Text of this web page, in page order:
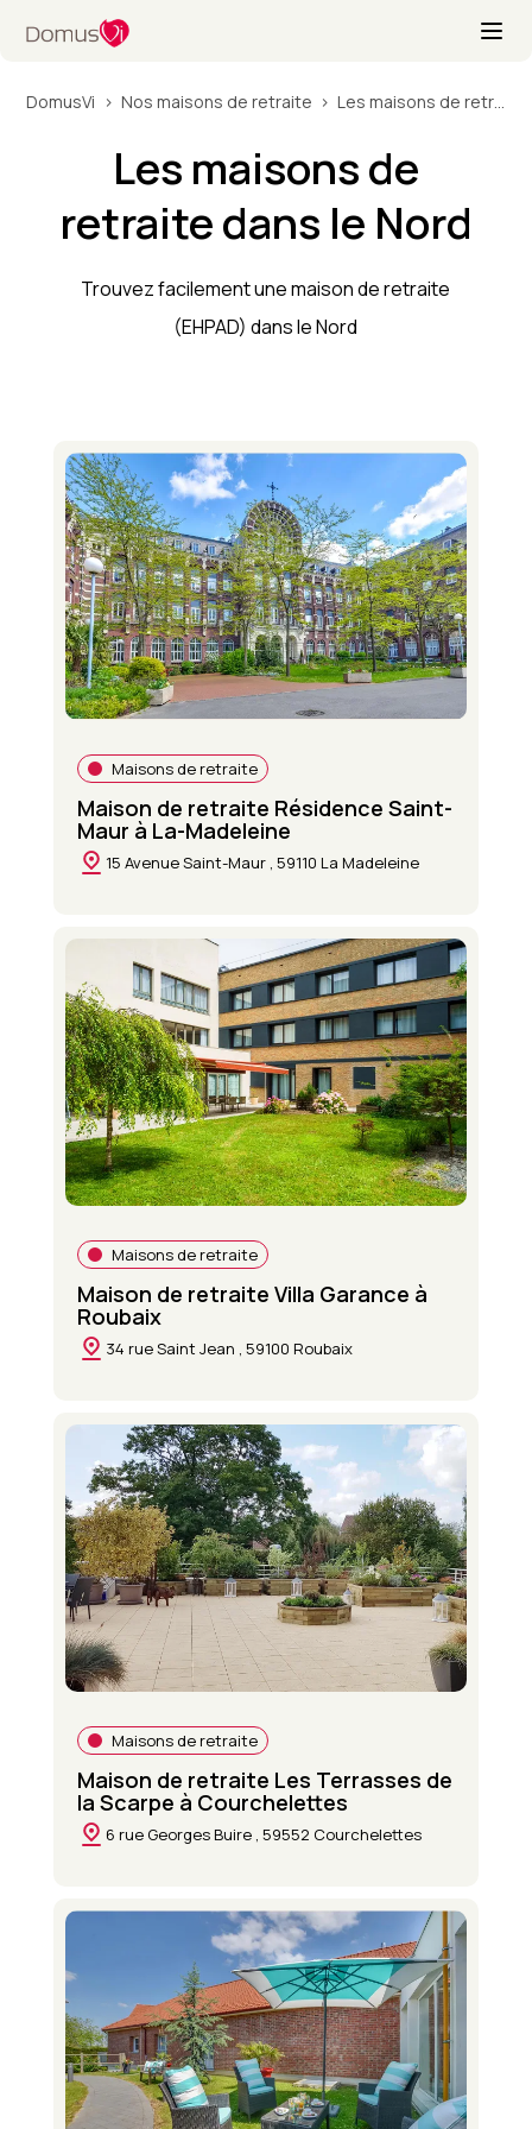
DomusVi Nos maisons de retraite Les maisons de retraite dans le Nord
Les maisons de
retraite dans le Nord
Trouvez facilement une maison de retraite
(EHPAD) dans le Nord
Maisons de retraite
Maison de retraite Résidence Saint-
Maur à La-Madeleine
15 Avenue Saint-Maur , 59110 La Madeleine
Maisons de retraite
Maison de retraite Villa Garance à
Roubaix
34 rue Saint Jean , 59100 Roubaix
Maisons de retraite
Maison de retraite Les Terrasses de
la Scarpe à Courchelettes
6 rue Georges Buire , 59552 Courchelettes